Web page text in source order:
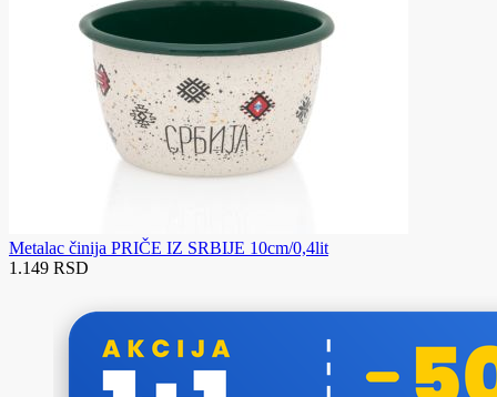
Metalac činija PRIČE IZ SRBIJE 10cm/0,4lit
1.149 RSD